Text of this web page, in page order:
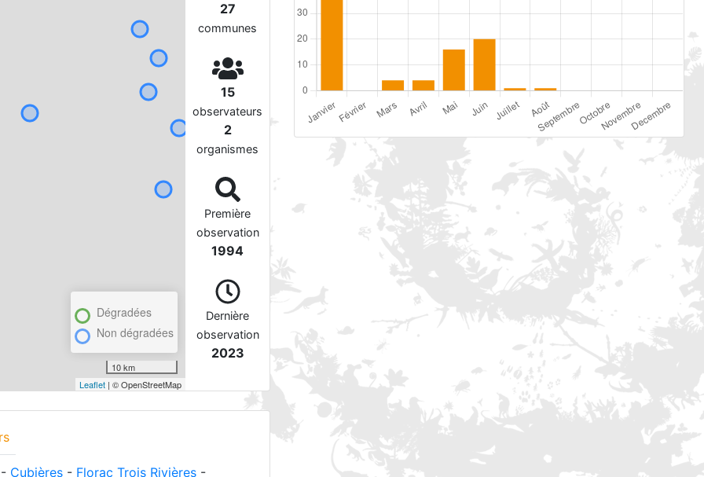
Dégradées
Non dégradées
10 km
Leaflet| © OpenStreetMap
27
communes
15
observateurs
2
organismes
Première
observation
1994
Dernière
observation
2023
Cubières - Florac Trois Rivières -